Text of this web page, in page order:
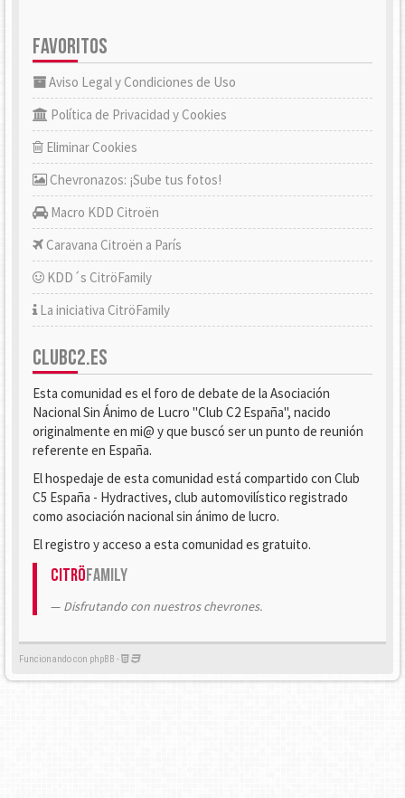
FAVORITOS
Aviso Legal y Condiciones de Uso
Política de Privacidad y Cookies
Eliminar Cookies
Chevronazos: ¡Sube tus fotos!
Macro KDD Citroën
Caravana Citroën a París
KDD´s CitröFamily
La iniciativa CitröFamily
CLUBC2.ES
Esta comunidad es el foro de debate de la Asociación
Nacional Sin Ánimo de Lucro "Club C2 España", nacido
originalmente en mi@ y que buscó ser un punto de reunión
referente en España.
El hospedaje de esta comunidad está compartido con Club
C5 España - Hydractives, club automovilístico registrado
como asociación nacional sin ánimo de lucro.
El registro y acceso a esta comunidad es gratuito.
CitröFamily
Disfrutando con nuestros chevrones.
Funcionando con phpBB -